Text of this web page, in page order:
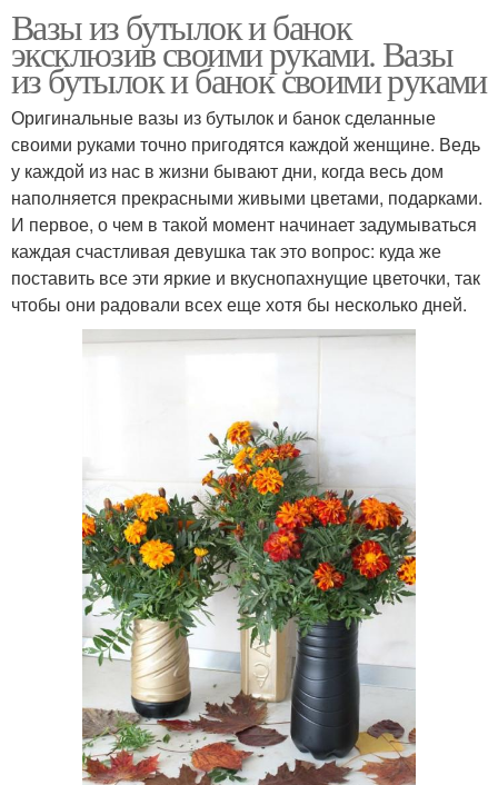
Вазы из бутылок и банок
эксклюзив своими руками. Вазы
из бутылок и банок своими руками
Оригинальные вазы из бутылок и банок сделанные
своими руками точно пригодятся каждой женщине. Ведь
у каждой из нас в жизни бывают дни, когда весь дом
наполняется прекрасными живыми цветами, подарками.
И первое, о чем в такой момент начинает задумываться
каждая счастливая девушка так это вопрос: куда же
поставить все эти яркие и вкуснопахнущие цветочки, так
чтобы они радовали всех еще хотя бы несколько дней.